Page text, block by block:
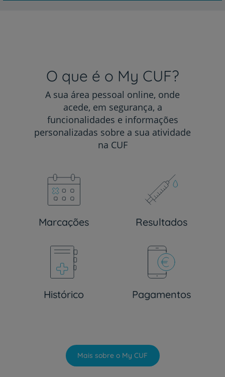
O que é o My CUF?
A sua área pessoal online, onde
acede, em segurança, a
funcionalidades e informações
personalizadas sobre a sua atividade
na CUF
Marcações Resultados
Histórico Pagamentos
Mais sobre o My CUF